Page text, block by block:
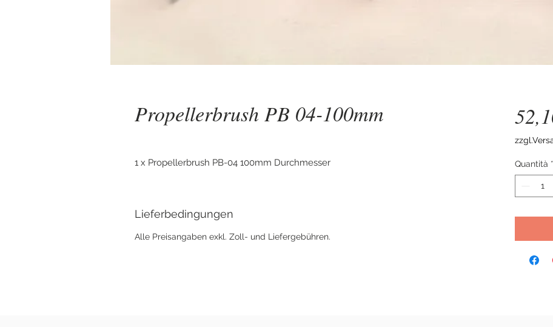
Propellerbrush PB 04-100mm
1 x Propellerbrush PB-04 100mm Durchmesser
Lieferbedingungen
Alle Preisangaben exkl. Zoll- und Liefergebühren.
Quantità *